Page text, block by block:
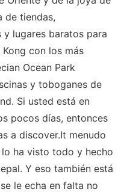
de tiendas,
y lugares baratos para
con los más
Ocean Park
y toboganes de
Si usted está en
pocos días, entonces
a discover.It menudo
ha visto todo y hecho
Y eso también está
le echa en falta no